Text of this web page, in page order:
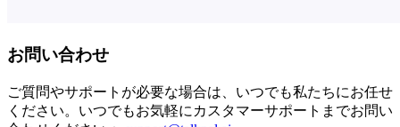
お問い合わせ
ご質問やサポートが必要な場合は、いつでも私たちにお任せ
ください。いつでもお気軽にカスタマーサポートまでお問い